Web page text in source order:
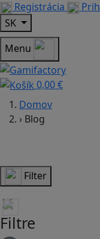
Registrácia
SK
Menu
0,00 €
Domov
› Blog
Filter
Filtre